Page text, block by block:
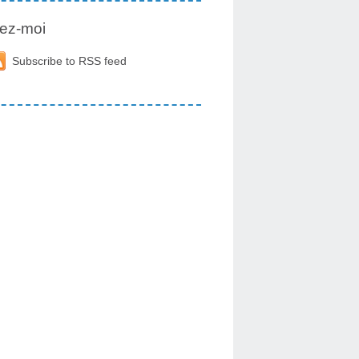
moi
Subscribe to RSS feed